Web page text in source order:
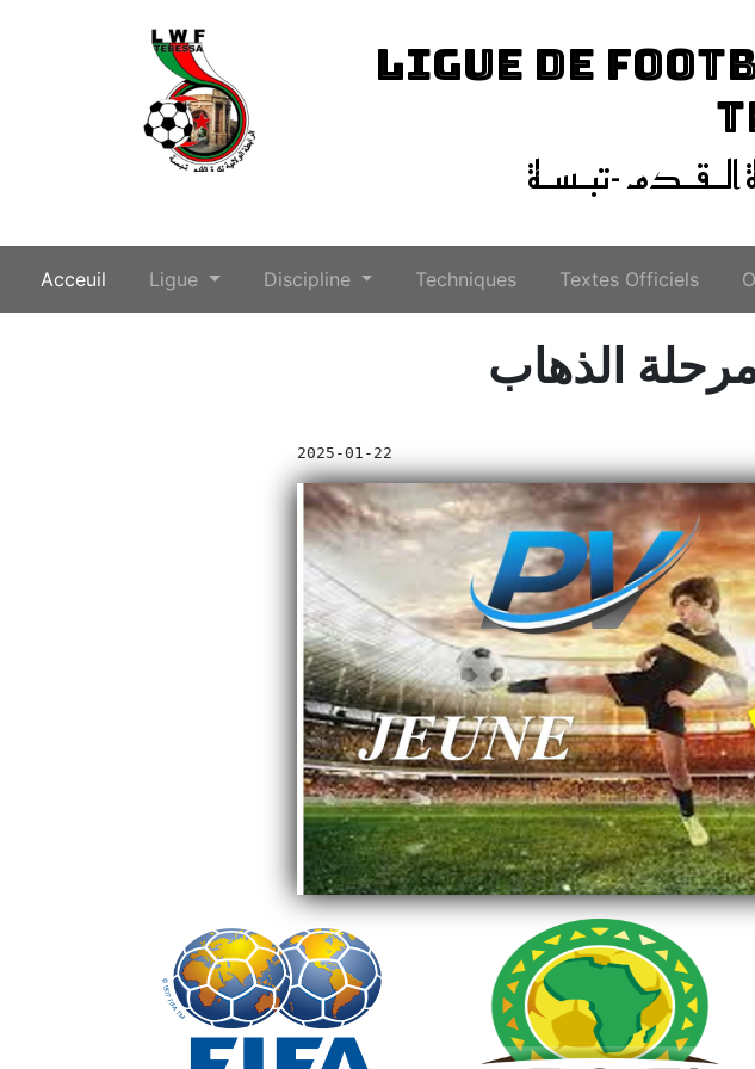
LIGUE DE
الـقـدم -تبـسـة
Acceuil (current)
Ligue Discipline Techniques Textes Officiels
الذهاب
2025-01-22